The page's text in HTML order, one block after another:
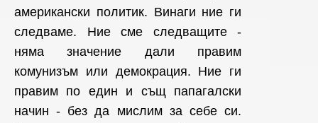
американски политик. Винаги ние ги
следваме. Ние сме следващите -
няма значение дали правим
комунизъм или демокрация. Ние ги
правим по един и същ папагалски
начин - без да мислим за себе си.